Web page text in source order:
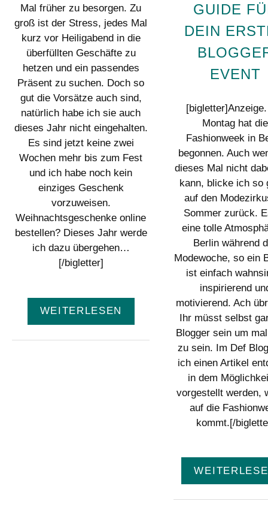
Mal früher zu besorgen. Zu
groß ist der Stress, jedes Mal
kurz vor Heiligabend in die
überfüllten Geschäfte zu
hetzen und ein passendes
Präsent zu suchen. Doch so
gut die Vorsätze auch sind,
natürlich habe ich sie auch
dieses Jahr nicht eingehalten.
Es sind jetzt keine zwei
Wochen mehr bis zum Fest
und ich habe noch kein
einziges Geschenk
vorzuweisen.
Weihnachtsgeschenke online
bestellen? Dieses Jahr werde
ich dazu übergehen…
[/bigletter]
WEITERLESEN
GUIDE
DEIN
EVENT
Montag hat die
Fashionweek in
begonnen. Auch
dieses Mal nicht
kann, blicke ich so
auf den
Sommer zurück.
eine tolle
Berlin während
Modewoche, so ein
ist einfach
inspirierend
motivierend. Ach
Ihr müsst selbst
Blogger sein um
zu sein. Im Def
ich einen Artikel
in dem
vorgestellt werden,
auf die
kommt.[/